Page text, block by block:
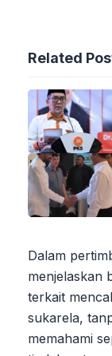
Related
Dalam
menjelaskan
terkait
sukarela,
memahami